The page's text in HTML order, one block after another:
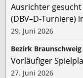
Ausrichter
(DBV–D-Turniere)
29. Juni 2026
Bezirk
Vorläufiger
27. Juni 2026